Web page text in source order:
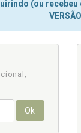
(ou
Ok